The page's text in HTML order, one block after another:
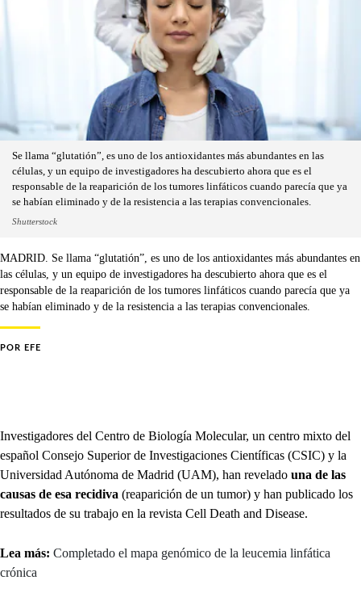
Se llama “glutatión”, es uno de los antioxidantes más abundantes en las
células, y un equipo de investigadores ha descubierto ahora que es el
responsable de la reaparición de los tumores linfáticos cuando parecía que ya
se habían eliminado y de la resistencia a las terapias convencionales.
Shutterstock
MADRID. Se llama “glutatión”, es uno de los antioxidantes más abundantes en
las células, y un equipo de investigadores ha descubierto ahora que es el
responsable de la reaparición de los tumores linfáticos cuando parecía que ya
se habían eliminado y de la resistencia a las terapias convencionales.
POR EFE
Investigadores del Centro de Biología Molecular, un centro mixto del
español Consejo Superior de Investigaciones Científicas (CSIC) y la
Universidad Autónoma de Madrid (UAM), han revelado una de las
causas de esa recidiva (reaparición de un tumor) y han publicado los
resultados de su trabajo en la revista Cell Death and Disease.
Lea más: Completado el mapa genómico de la leucemia linfática
crónica